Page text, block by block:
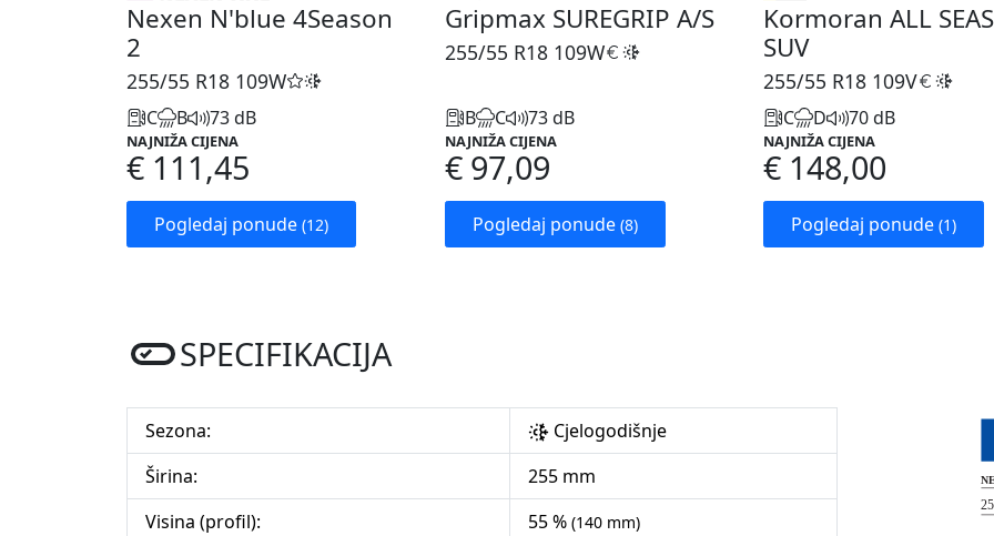
Nexen N'blue 4Season
2
255/55 R18 109W
C B 73 dB
NAJNIŽA CIJENA
€ 111,45
Pogledaj ponude (12)
Gripmax SUREGRIP A/S
255/55 R18 109W
B C 73 dB
NAJNIŽA CIJENA
€ 97,09
Pogledaj ponude (8)
Kormoran ALL
SUV
255/55 R18 109V
C D 70 dB
NAJNIŽA CIJENA
€ 148,00
Pogledaj ponude (1)
SPECIFIKACIJA
Sezona:
Cjelogodišnje
Širina:
255 mm
Visina (profil):
55 % (140 mm)